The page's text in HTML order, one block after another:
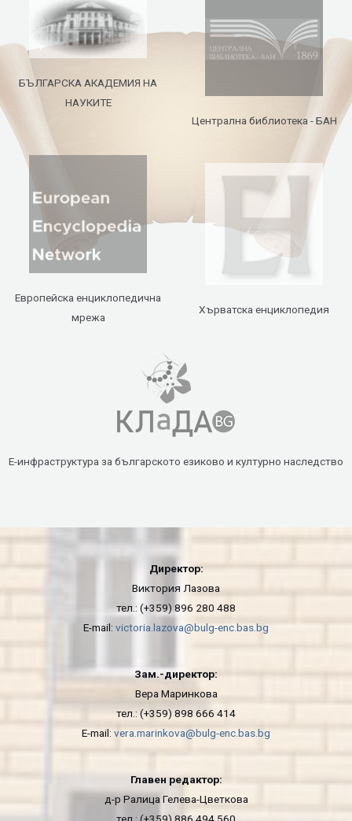
БЪЛГАРСКА АКАДЕМИЯ НА
НАУКИТЕ
Централна библиотека - БАН
Европейска енциклопедична
мрежа
Хърватска енциклопедия
Е-инфраструктура за българското езиково и културно наследство
Директор:
Виктория Лазова
тел.: (+359) 896 280 488
E-mail: victoria.lazova@bulg-enc.bas.bg
Зам.-директор:
Вера Маринкова
тел.: (+359) 898 666 414
E-mail: vera.marinkova@bulg-enc.bas.bg
Главен редактор:
д-р Ралица Гелева-Цветкова